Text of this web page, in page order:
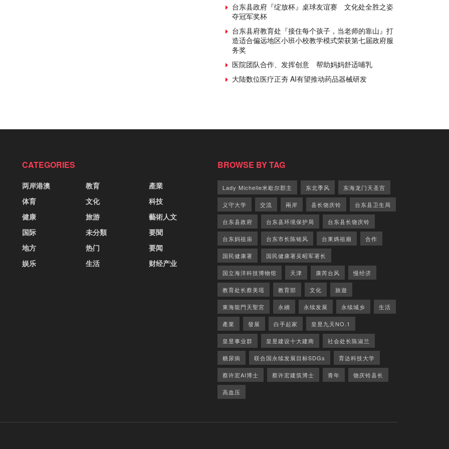
台东县政府『绽放杯』桌球友谊赛 文化处全胜之姿
夺冠军奖杯
台东县府教育处『接住每个孩子，当老师的靠山』打
造适合偏远地区小班小校教学模式荣获第七届政府服
务奖
医院团队合作、发挥创意 帮助妈妈舒适哺乳
大陆数位医疗正夯 AI有望推动药品器械研发
CATEGORIES
两岸港澳
体育
健康
国际
地方
娱乐
教育
文化
旅游
未分類
热门
生活
產業
科技
藝術人文
要聞
要闻
财经产业
BROWSE BY TAG
Lady Michelle米歇尔郡主 东北季风 东海龙门天圣宫
义守大学 交流 兩岸 县长饶庆铃 台东县卫生局
台东县政府 台东县环境保护局 台东县长饶庆铃
台东妈祖庙 台东市长陈铭风 台東媽祖廟 合作
国民健康署 国民健康署吴昭军署长
国立海洋科技博物馆 天津 康芮台风 慢经济
教育处长蔡美瑶 教育部 文化 旅遊
東海龍門天聖宮 永續 永续发展 永续城乡 生活
產業 發展 白手起家 皇昱九天NO.1
皇昱事业群 皇昱建设十大建商 社会处长陈淑兰
糖尿病 联合国永续发展目标SDGs 育达科技大学
蔡许宏AI博士 蔡许宏建筑博士 青年 饶庆铃县长
高血压